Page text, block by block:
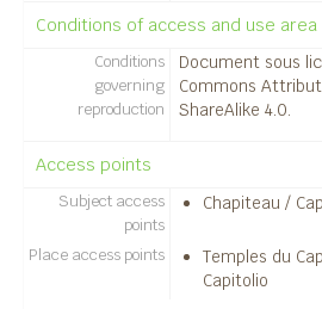
03 -
02 - Documents
03 - Préparation des
25 - Thermes
03 - L'organisation des campagnes de fouilles /
Conditions of access and use area
Conditions
governing
reproduction
Document sous
Commons
ShareAlike 4.0.
Access points
Subject access
points
Chapiteau /
Place access points
Temples du
Capitolio